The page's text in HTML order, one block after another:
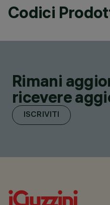
Codici
Rimani
ricevere
ISCRIVITI